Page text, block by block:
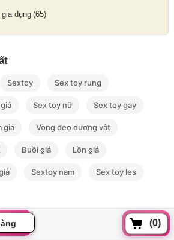
(0)
ánh nắng trực tiếp.
Update gần nhất lúc 10:50:46 16/06/2026
dụng (65)
Sextoy Sex toy rung
Sex toy nữ Sex toy gay
giả Vòng đeo dương vật
Buồi giả Lồn giả
Sextoy nam Sex toy les